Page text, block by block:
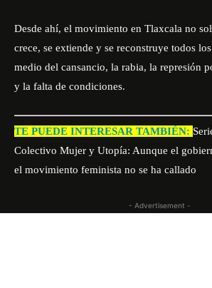
Desde ahí, el movimiento en Tlaxcala no
crece, se extiende y se reconstruye todos
medio del cansancio, la rabia, la represión
y la falta de condiciones.
TE PUEDE INTERESAR TAMBIÉN:
Colectivo Mujer y Utopía: Aunque el
el movimiento feminista no se ha callado
- Advertisement -